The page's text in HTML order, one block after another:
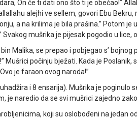
On će ti dati ono što ti je obećao!”
alejhi ve sellem, govori Ebu Bekru,
a na krilima je bila prašina.” Potom je
mušrika je pijesak pogodio u lice,
Malika, se prepao i pobjegao s’
Mušrici počinju bježati. Kada je Poslanik,
je faraon ovog naroda!”
i 8 ensarija). Mušrika je poginulo
je naredio da se svi mušrici zajedno
koji su oslobođeni na jedan